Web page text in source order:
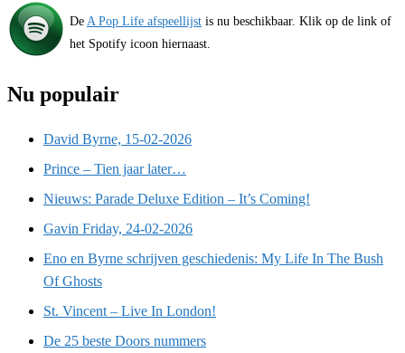
De A Pop Life afspeellijst is nu beschikbaar. Klik op de link of
het Spotify icoon hiernaast.
Nu populair
David Byrne, 15-02-2026
Prince – Tien jaar later…
Nieuws: Parade Deluxe Edition – It’s Coming!
Gavin Friday, 24-02-2026
Eno en Byrne schrijven geschiedenis: My Life In The Bush
Of Ghosts
St. Vincent – Live In London!
De 25 beste Doors nummers